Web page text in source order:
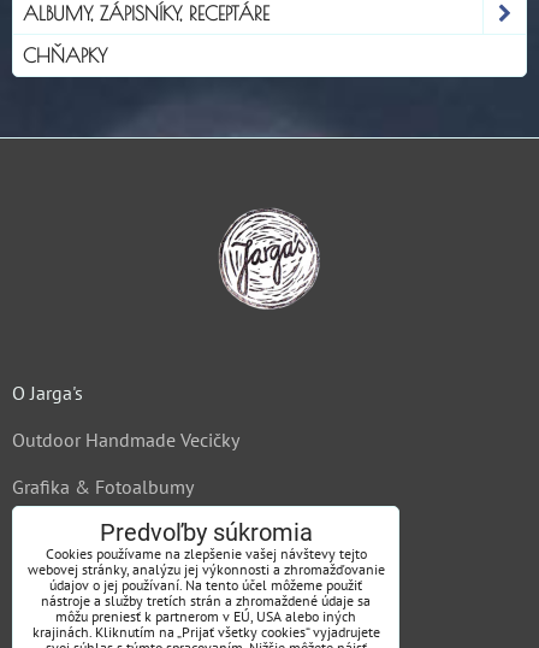
ALBUMY, ZÁPISNÍKY, RECEPTÁRE
CHŇAPKY
O Jarga's
Outdoor Handmade Vecičky
Grafika & Fotoalbumy
Kontakt
Predvoľby súkromia
Cookies používame na zlepšenie vašej návštevy tejto
webovej stránky, analýzu jej výkonnosti a zhromažďovanie
údajov o jej používaní. Na tento účel môžeme použiť
nástroje a služby tretích strán a zhromaždené údaje sa
môžu preniesť k partnerom v EÚ, USA alebo iných
krajinách. Kliknutím na „Prijať všetky cookies“ vyjadrujete